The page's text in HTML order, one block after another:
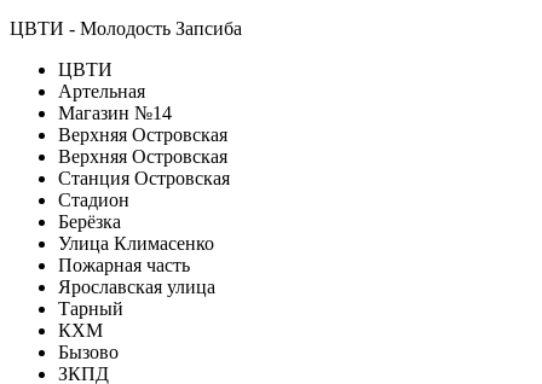
ЦВТИ - Молодость Запсиба
ЦВТИ
Артельная
Магазин №14
Верхняя Островская
Верхняя Островская
Станция Островская
Стадион
Берёзка
Улица Климасенко
Пожарная часть
Ярославская улица
Тарный
КХМ
Бызово
ЗКПД